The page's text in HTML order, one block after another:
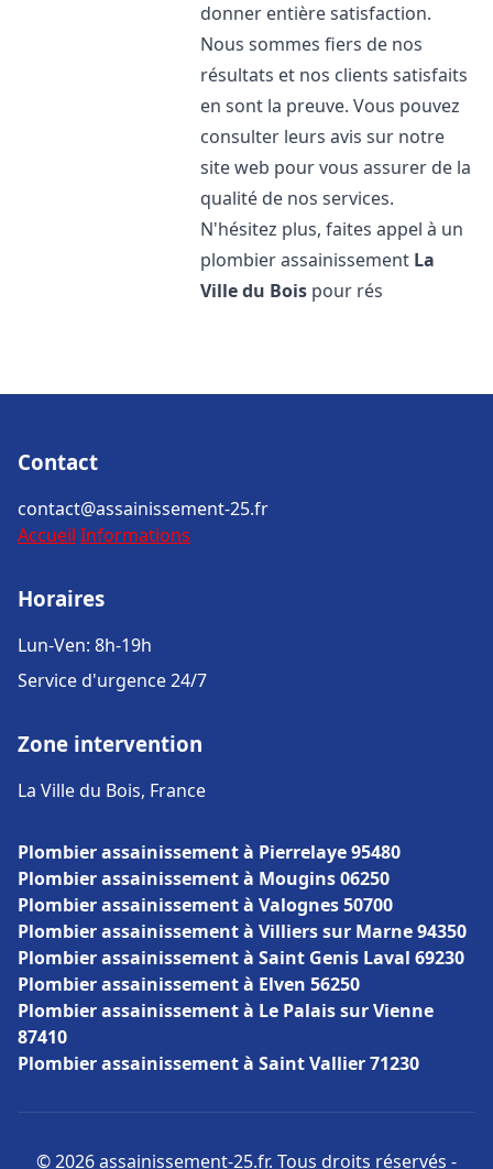
donner entière satisfaction.
Nous sommes fiers de nos
résultats et nos clients satisfaits
en sont la preuve. Vous pouvez
consulter leurs avis sur notre
site web pour vous assurer de la
qualité de nos services.
N'hésitez plus, faites appel à un
plombier assainissement La
Ville du Bois pour rés
Contact
contact@assainissement-25.fr
Accueil Informations
Horaires
Lun-Ven: 8h-19h
Service d'urgence 24/7
Zone intervention
La Ville du Bois, France
Plombier assainissement à Pierrelaye 95480
Plombier assainissement à Mougins 06250
Plombier assainissement à Valognes 50700
Plombier assainissement à Villiers sur Marne 94350
Plombier assainissement à Saint Genis Laval 69230
Plombier assainissement à Elven 56250
Plombier assainissement à Le Palais sur Vienne
87410
Plombier assainissement à Saint Vallier 71230
© 2026 assainissement-25.fr. Tous droits réservés -